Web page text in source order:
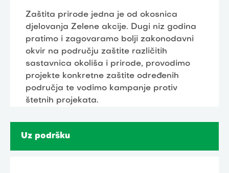
Zaštita prirode jedna je od okosnica
djelovanja Zelene akcije. Dugi niz godina
pratimo i zagovaramo bolji zakonodavni
okvir na području zaštite različitih
sastavnica okoliša i prirode, provodimo
projekte konkretne zaštite određenih
područja te vodimo kampanje protiv
štetnih projekata.
Uz podršku